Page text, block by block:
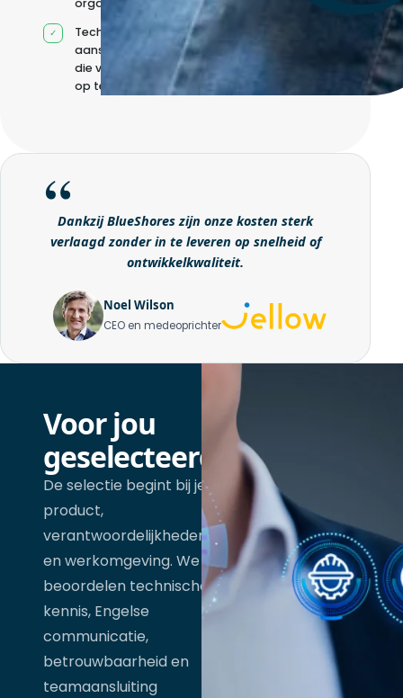
organisatie
Technische
aansturing zonder
die volledig intern
op te bouwen
Dankzij BlueShores zijn onze kosten sterk
verlaagd zonder in te leveren op snelheid of
ontwikkelkwaliteit.
Noel Wilson
CEO en medeoprichter
Voor jou
geselecteerd
De selectie begint bij je
product,
verantwoordelijkheden
en werkomgeving. We
beoordelen technische
kennis, Engelse
communicatie,
betrouwbaarheid en
teamaansluiting